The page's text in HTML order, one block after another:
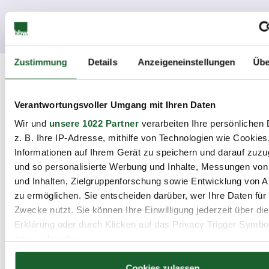
Zustimmung Details Anzeigeneinstellungen
Verantwortungsvoller Umgang mit Ihren Daten
Wir und unsere 1022 Partnerverarbeiten Ihre persönlichen
z. B. Ihre IP-Adresse, mithilfe von Technologien wie
Informationen auf Ihrem Gerät zu speichern und darauf
und so personalisierte Werbung und Inhalte, Messungen
und Inhalten, Zielgruppenforschung sowie Entwicklung von
zu ermöglichen. Sie entscheiden darüber, wer Ihre Daten für
Zwecke nutzt. Sie können Ihre Einwilligung jederzeit über
Erklärung oder durch Klicken auf das Privacy Trigger
Internationale Projekte
Wir suchen Kontakte zu
Kooperationspartnern im Ausland.
Können Sie uns dabei unterstützen?